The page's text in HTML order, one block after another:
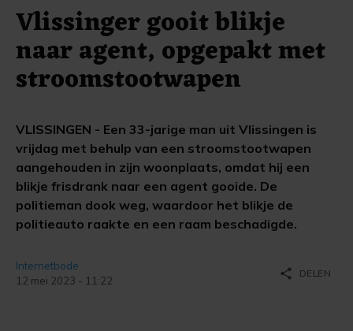
Vlissinger gooit blikje
naar agent, opgepakt met
stroomstootwapen
VLISSINGEN - Een 33-jarige man uit Vlissingen is
vrijdag met behulp van een stroomstootwapen
aangehouden in zijn woonplaats, omdat hij een
blikje frisdrank naar een agent gooide. De
politieman dook weg, waardoor het blikje de
politieauto raakte en een raam beschadigde.
Internetbode
12 mei 2023 - 11:22
share DELEN